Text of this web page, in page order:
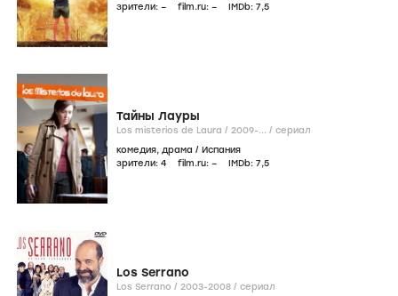
зрители: – film.ru: – IMDb: 7,5
Тайны Лауры
Los misterios de Laura / 2009-... / сериал
комедия, драма / Испания
зрители: 4 film.ru: – IMDb: 7,5
Los Serrano
Los Serrano / 2003-2008 / сериал